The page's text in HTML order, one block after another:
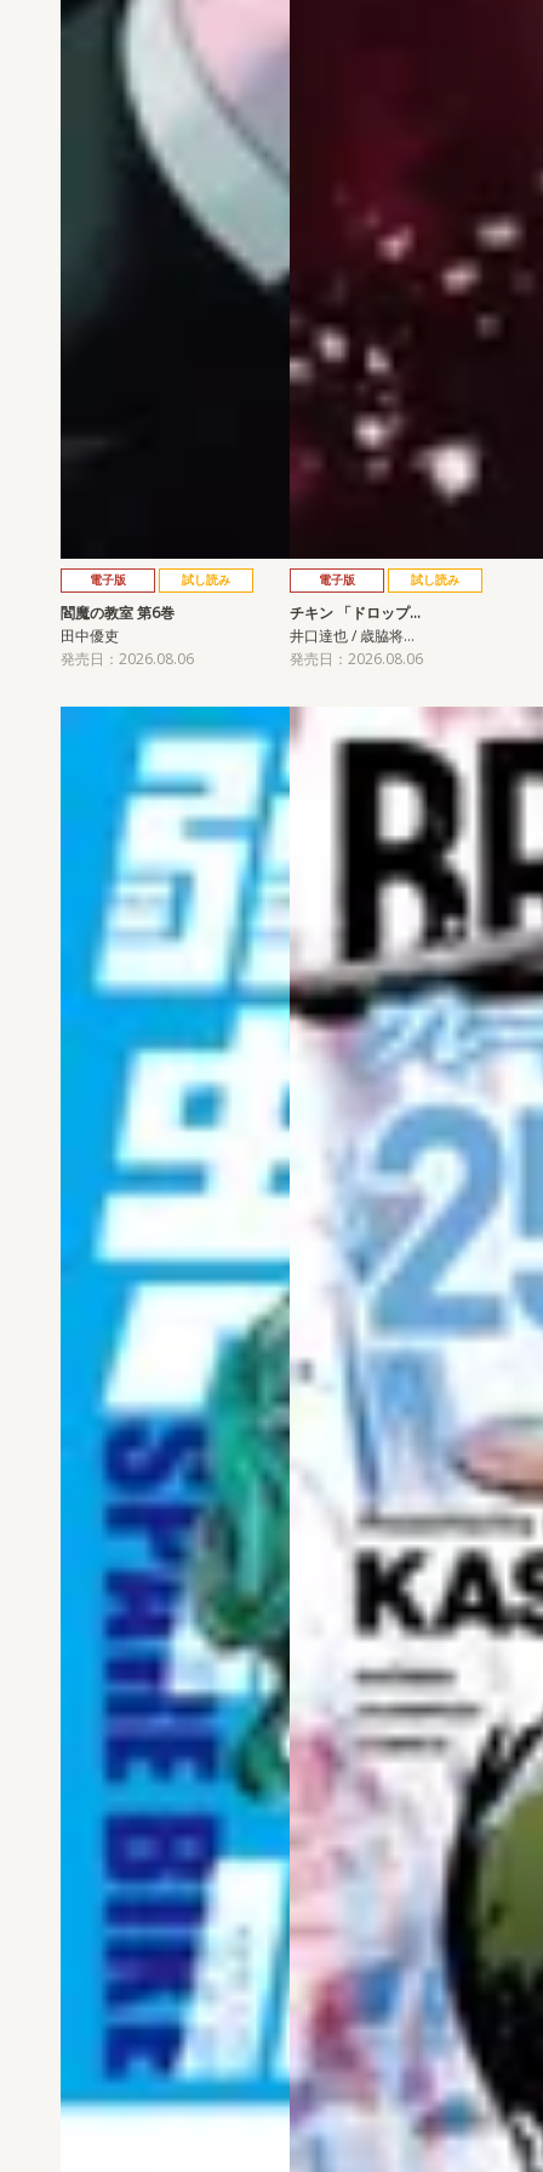
電子版 試し読み
閻魔の教室 第6巻
田中優吏
発売日：2026.08.06
電子版 試し読み
チキン 「ドロップ…
井口達也 / 歳脇将…
発売日：2026.08.06